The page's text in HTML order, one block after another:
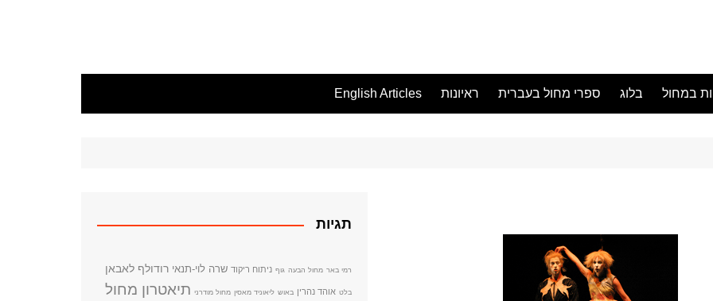
במחול בלוג ספרי מחול בעברית ראיונות English Articles
תגיות
רמי באר מחול הבעה גוף ניתוח ריקוד שרה לוי-תנאי רודולף לאבאן
בלט אוהד נהרין באוש ליאוניד מאסין מחול מודרני תיאטרון מחול